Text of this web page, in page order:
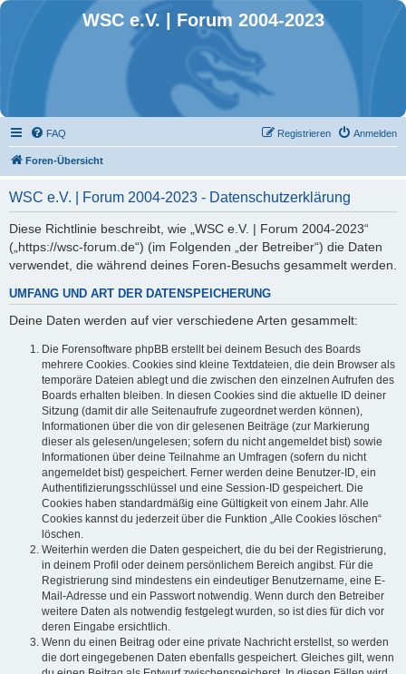
WSC e.V. | Forum 2004-2023
FAQ Anmelden
Registrieren
Foren-Übersicht
WSC e.V. | Forum 2004-2023 - Datenschutzerklärung
Diese Richtlinie beschreibt, wie „WSC e.V. | Forum 2004-2023“
(„https://wsc-forum.de“) (im Folgenden „der Betreiber“) die Daten
verwendet, die während deines Foren-Besuchs gesammelt werden.
UMFANG UND ART DER DATENSPEICHERUNG
Deine Daten werden auf vier verschiedene Arten gesammelt:
Die Forensoftware phpBB erstellt bei deinem Besuch des Boards
mehrere Cookies. Cookies sind kleine Textdateien, die dein Browser als
temporäre Dateien ablegt und die zwischen den einzelnen Aufrufen des
Boards erhalten bleiben. In diesen Cookies sind die aktuelle ID deiner
Sitzung (damit dir alle Seitenaufrufe zugeordnet werden können),
Informationen über die von dir gelesenen Beiträge (zur Markierung
dieser als gelesen/ungelesen; sofern du nicht angemeldet bist) sowie
Informationen über deine Teilnahme an Umfragen (sofern du nicht
angemeldet bist) gespeichert. Ferner werden deine Benutzer-ID, ein
Authentifizierungsschlüssel und eine Session-ID gespeichert. Die
Cookies haben standardmäßig eine Gültigkeit von einem Jahr. Alle
Cookies kannst du jederzeit über die Funktion „Alle Cookies löschen“
löschen.
Weiterhin werden die Daten gespeichert, die du bei der Registrierung,
in deinem Profil oder deinem persönlichem Bereich angibst. Für die
Registrierung sind mindestens ein eindeutiger Benutzername, eine E-
Mail-Adresse und ein Passwort notwendig. Wenn durch den Betreiber
weitere Daten als notwendig festgelegt wurden, so ist dies für dich vor
deren Eingabe ersichtlich.
Wenn du einen Beitrag oder eine private Nachricht erstellst, so werden
die dort eingegebenen Daten ebenfalls gespeichert. Gleiches gilt, wenn